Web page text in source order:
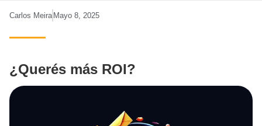
Carlos Meira Mayo 8, 2025
¿Querés más ROI?